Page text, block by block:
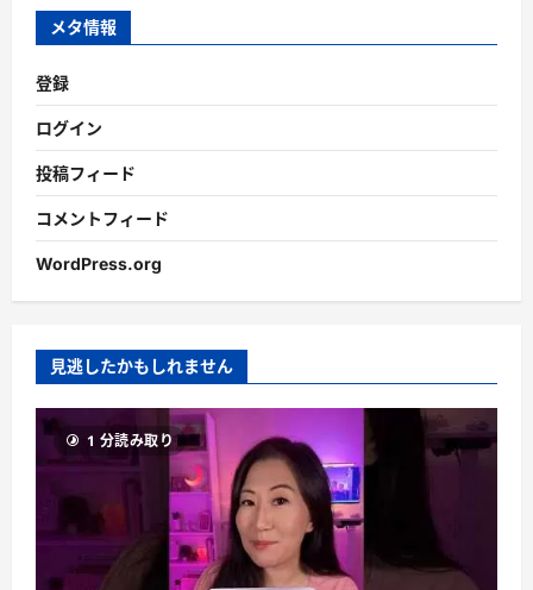
ブ
メタ情報
登録
ログイン
投稿フィード
コメントフィード
WordPress.org
見逃したかもしれません
1 分読み取り